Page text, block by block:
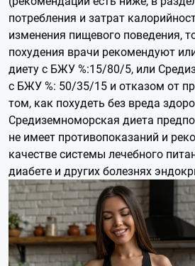
потребления и затрат
изменения пищевого поведения,
похудения врачи рекомендуют
диету c БЖУ %:15/80/5, или
с БЖУ %: 50/35/15 и отказом от
том, как похудеть без вреда
Средиземноморская диета
не имеет противопоказаний и
качестве системы лечебного
диабете и других болезнях